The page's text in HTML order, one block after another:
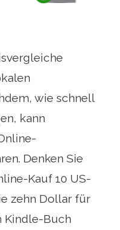
wie schnell
kann
Denken Sie
Kauf 10 US-
zehn Dollar für
Kindle-Buch